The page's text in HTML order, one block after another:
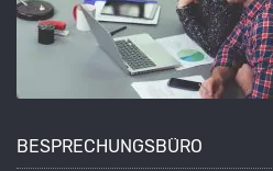
BESPRECHUNGSBÜRO